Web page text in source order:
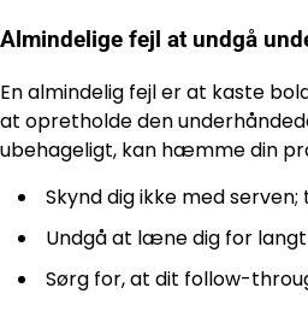
Almindelige fejl at undgå
En almindelig fejl er at kaste
at opretholde den
ubehageligt, kan hæmme din
Skynd dig ikke med
Undgå at læne dig for
Sørg for, at dit follow-